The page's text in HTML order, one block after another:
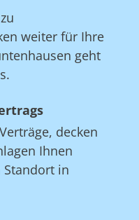
weiter für Ihre
geht
decken
Ihnen
in